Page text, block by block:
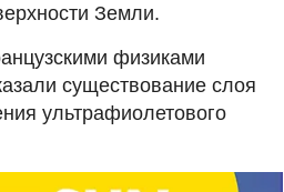
Земли.
физиками
существование слоя
ультрафиолетового